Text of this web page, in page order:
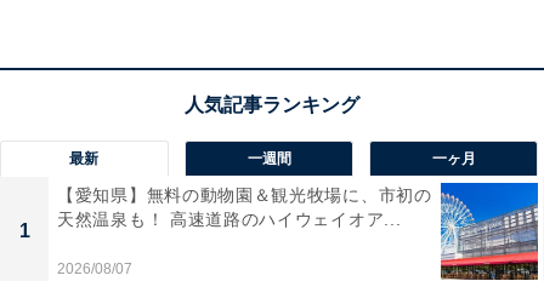
最新 一週間 一ヶ月
1
【愛知県】無料の動物園＆観光牧場に、市初の
天然温泉も！ 高速道路のハイウェイオア...
2026/08/07